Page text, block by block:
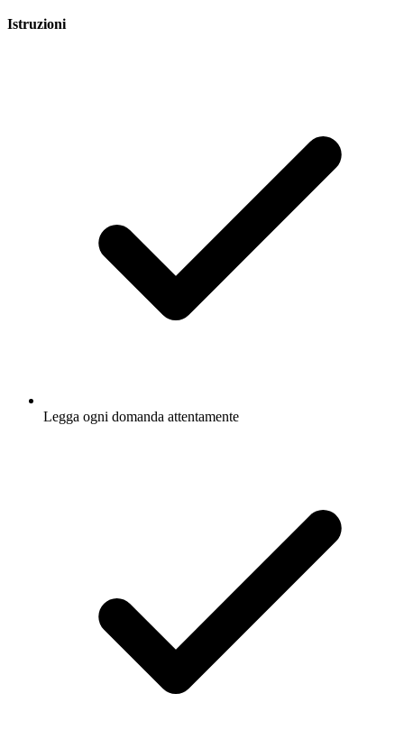
Istruzioni
Legga ogni domanda attentamente